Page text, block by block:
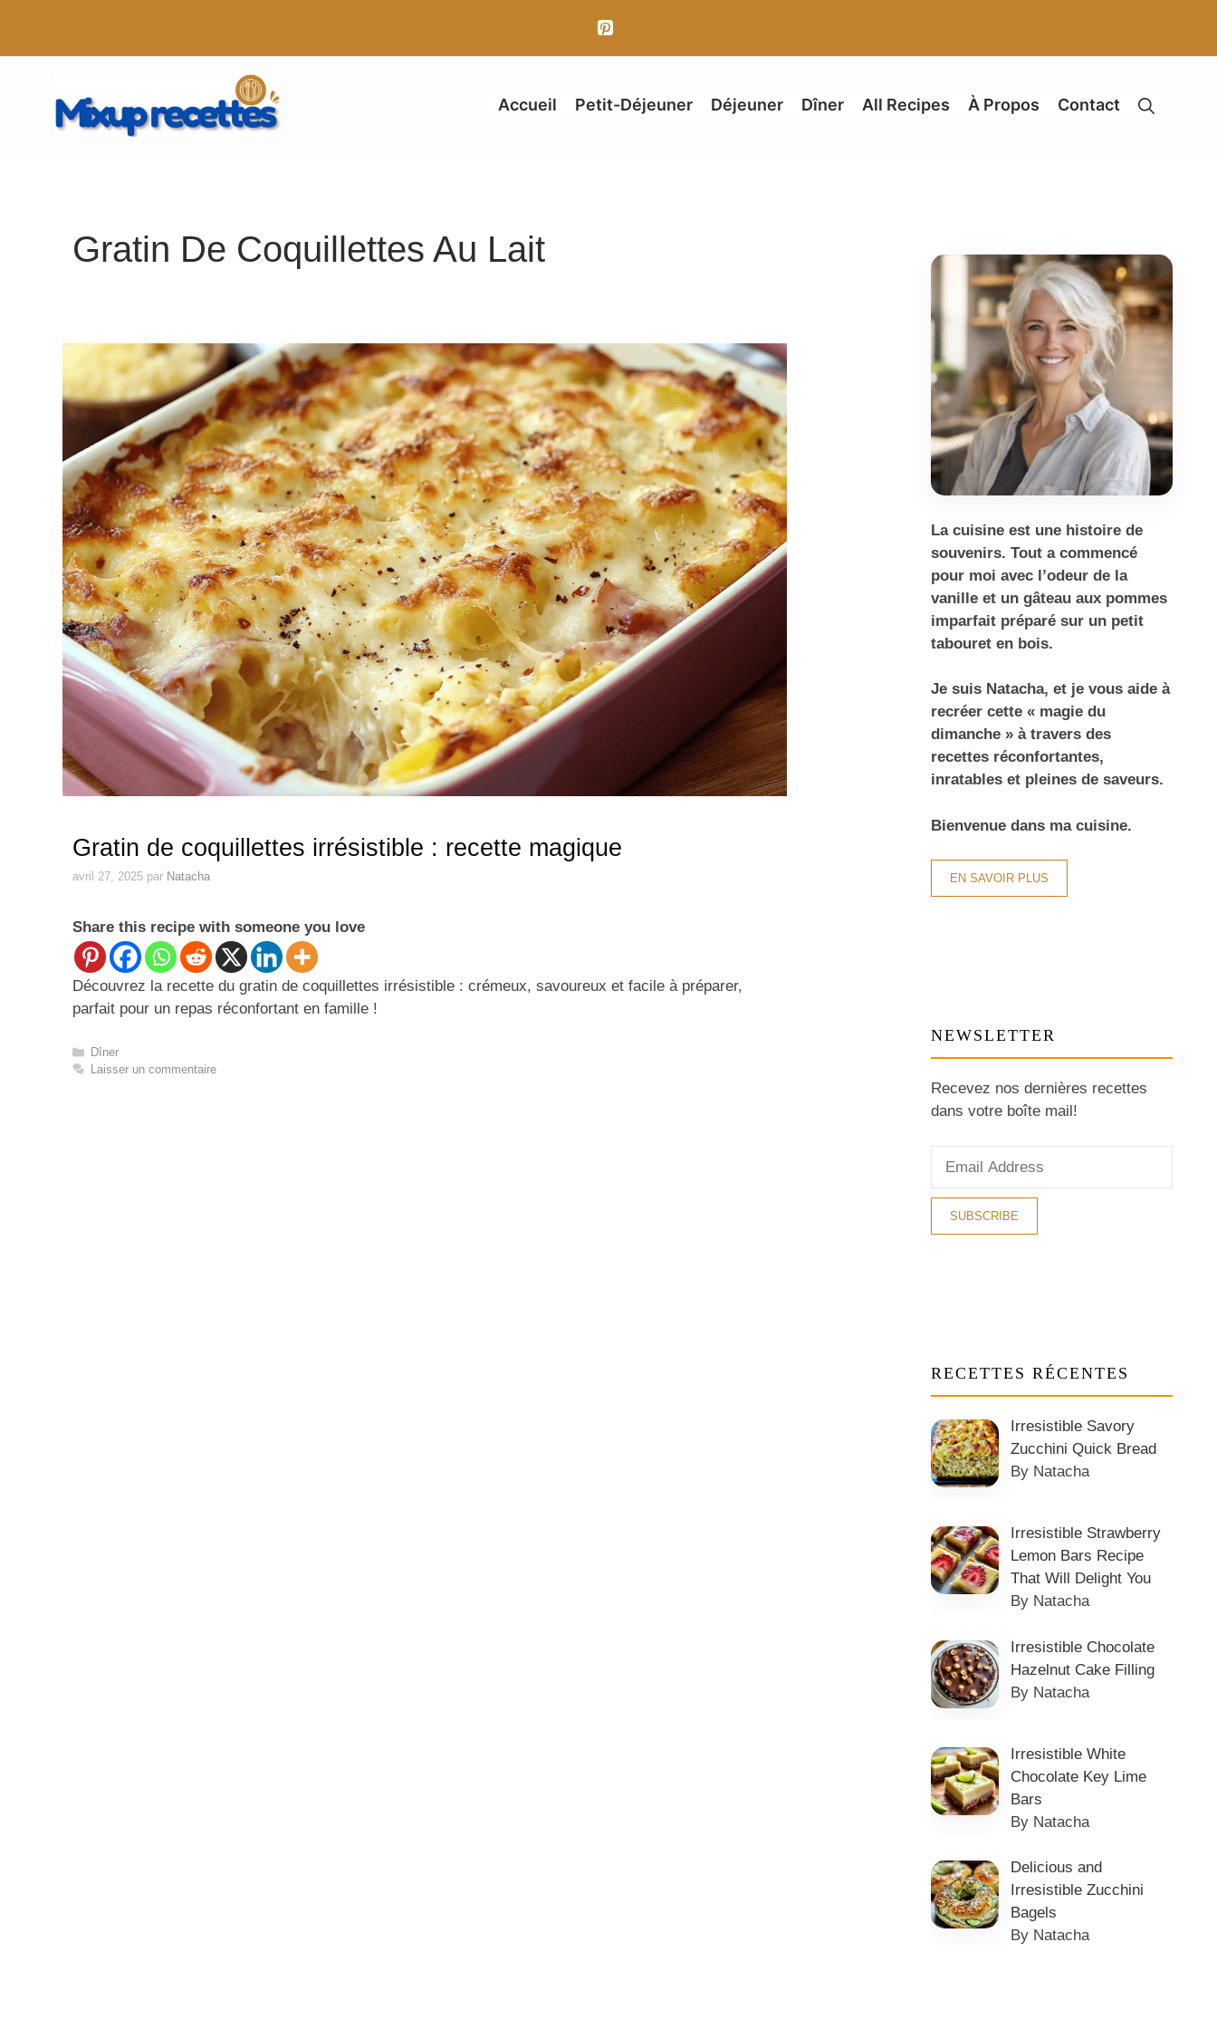
contenu
Accueil Petit-Déjeuner Déjeuner Dîner All Recipes À Propos Contact
Gratin De Coquillettes Au Lait
Gratin de coquillettes irrésistible : recette magique
avril 27, 2025 par Natacha
Share this recipe with someone you love
Découvrez la recette du gratin de coquillettes irrésistible : crémeux, savoureux et facile à préparer,
parfait pour un repas réconfortant en famille !
Catégories
Dîner
Laisser un commentaire
La cuisine est une histoire de
souvenirs. Tout a commencé
pour moi avec l’odeur de la
vanille et un gâteau aux pommes
imparfait préparé sur un petit
tabouret en bois.
Je suis Natacha, et je vous aide à
recréer cette « magie du
dimanche » à travers des
recettes réconfortantes,
inratables et pleines de saveurs.
Bienvenue dans ma cuisine.
EN SAVOIR PLUS
NEWSLETTER
Recevez nos dernières recettes
dans votre boîte mail!
RECETTES RÉCENTES
Irresistible Savory
Zucchini Quick Bread
By Natacha
Irresistible Strawberry
Lemon Bars Recipe
That Will Delight You
By Natacha
Irresistible Chocolate
Hazelnut Cake Filling
By Natacha
Irresistible White
Chocolate Key Lime
Bars
By Natacha
Delicious and
Irresistible Zucchini
Bagels
By Natacha